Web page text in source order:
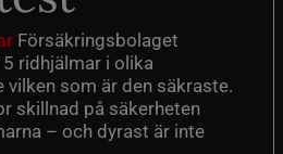
Försäkringsbolaget
ridhjälmar i olika
som är den säkraste.
skillnad på säkerheten
– och dyrast är inte